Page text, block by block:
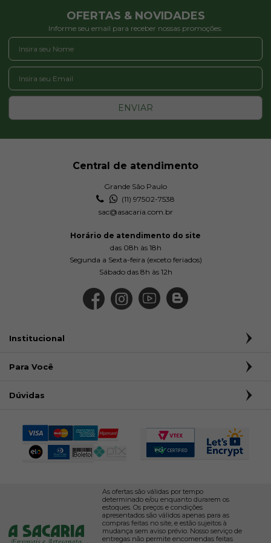
OFERTAS & NOVIDADES
Informe seu email para receber nossas promoções:
ENVIAR
Central de atendimento
Grande São Paulo
(11) 97502-7538
sac@asacaria.com.br
Horário de atendimento do site
das 08h às 18h
Segunda a Sexta-feira (exceto feriados)
Sábado das 8h às 12h
Institucional
Para Você
Dúvidas
As ofertas são válidas por tempo
determinado e/ou enquanto durarem os
estoques. Os preços e condições
apresentados são válidos apenas para as
compras feitas no site, e estão sujeitos à
mudança sem aviso prévio. Nosso serviço de
entregas não permite encomendas feitas